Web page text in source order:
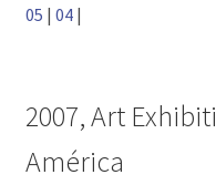
05 | 04|
2007, Art
América